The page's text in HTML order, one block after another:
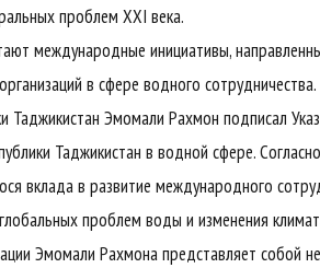
проблем XXI века.
международные инициативы,
в сфере водного сотрудничества.
Таджикистан Эмомали Рахмон подписал
Таджикистан в водной сфере.
вклада в развитие международного
проблем воды и изменения
Эмомали Рахмона представляет собой